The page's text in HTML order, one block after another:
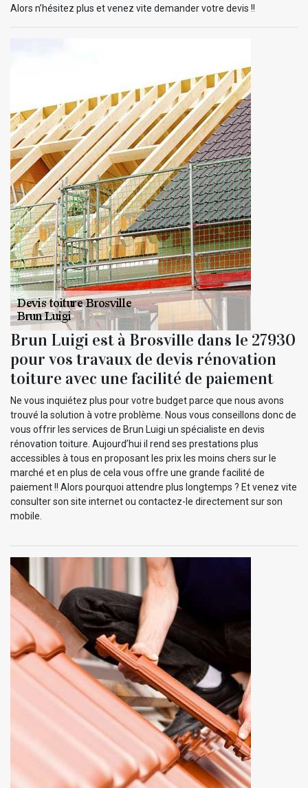
Alors n’hésitez plus et venez vite demander votre devis !!
Brun Luigi est à Brosville dans le 27930
pour vos travaux de devis rénovation
toiture avec une facilité de paiement
Ne vous inquiétez plus pour votre budget parce que nous avons
trouvé la solution à votre problème. Nous vous conseillons donc de
vous offrir les services de Brun Luigi un spécialiste en devis
rénovation toiture. Aujourd’hui il rend ses prestations plus
accessibles à tous en proposant les prix les moins chers sur le
marché et en plus de cela vous offre une grande facilité de
paiement !! Alors pourquoi attendre plus longtemps ? Et venez vite
consulter son site internet ou contactez-le directement sur son
mobile.